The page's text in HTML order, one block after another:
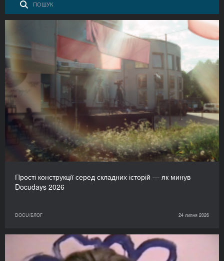
Прості конструкції серед складних історій — як минув
Docudays 2026
DOCU/БЛОГ 24 липня 2026